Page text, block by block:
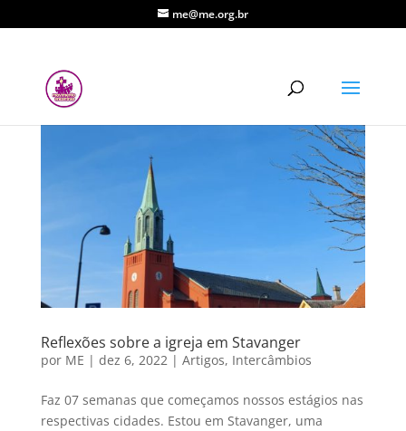
me@me.org.br
Reflexões sobre a igreja em Stavanger
por ME | dez 6, 2022 | Artigos, Intercâmbios
Faz 07 semanas que começamos nossos estágios nas
respectivas cidades. Estou em Stavanger, uma